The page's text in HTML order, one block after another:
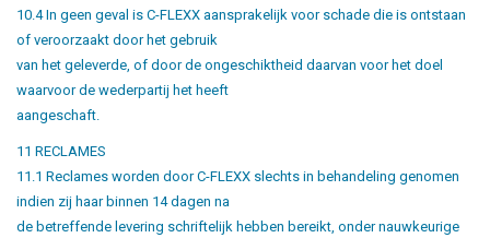
10.4 In geen geval is C-FLEXX aansprakelijk voor schade die is ontstaan
of veroorzaakt door het gebruik
van het geleverde, of door de ongeschiktheid daarvan voor het doel
waarvoor de wederpartij het heeft
aangeschaft.
11 RECLAMES
11.1 Reclames worden door C-FLEXX slechts in behandeling genomen
indien zij haar binnen 14 dagen na
de betreffende levering schriftelijk hebben bereikt, onder nauwkeurige